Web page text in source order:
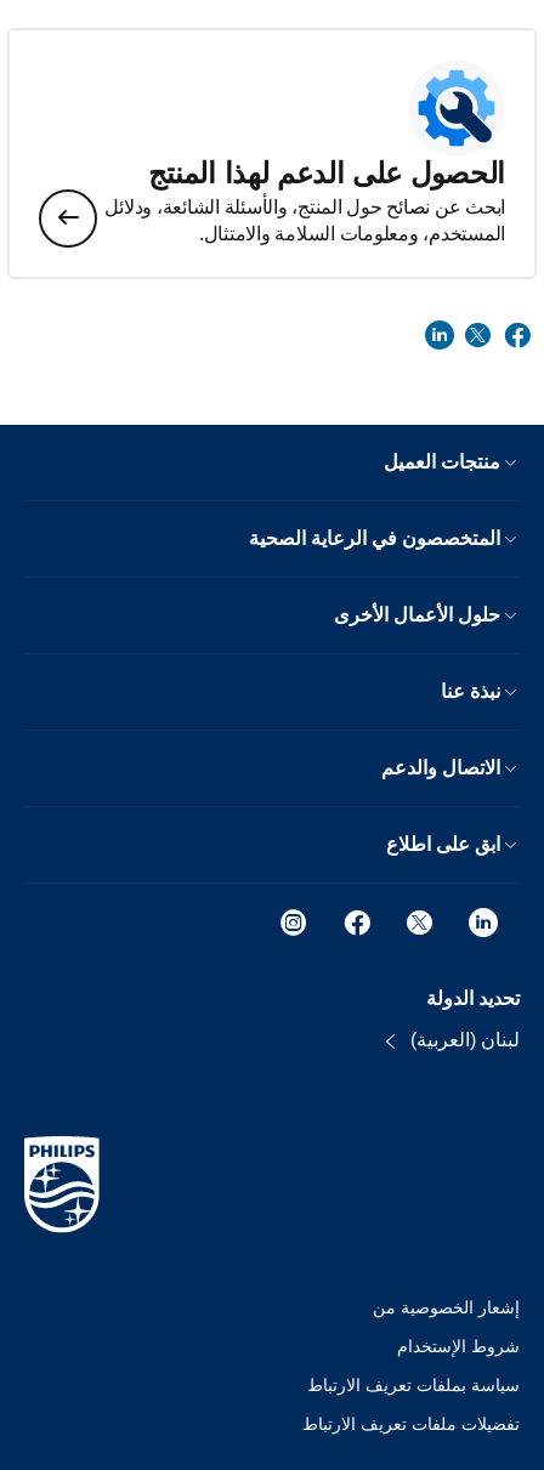
الحصول على الدعم لهذا المنتج
ابحث عن نصائح حول المنتج، والأسئلة الشائعة، ودلائل
المستخدم، ومعلومات السلامة والامتثال.
منتجات العميل
المتخصصون في الرعاية الصحية
حلول الأعمال الأخرى
نبذة عنا
الاتصال والدعم
ابق على اطلاع
تحديد الدولة
لبنان (العربية)
إشعار الخصوصية من
شروط الإستخدام
سياسة بملفات تعريف الارتباط
تفضيلات ملفات تعريف الارتباط